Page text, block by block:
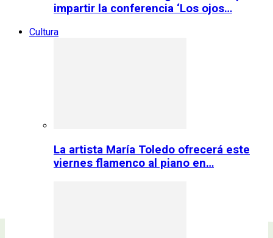
impartir la conferencia ‘Los ojos…
Cultura
La artista María Toledo ofrecerá este
viernes flamenco al piano en…